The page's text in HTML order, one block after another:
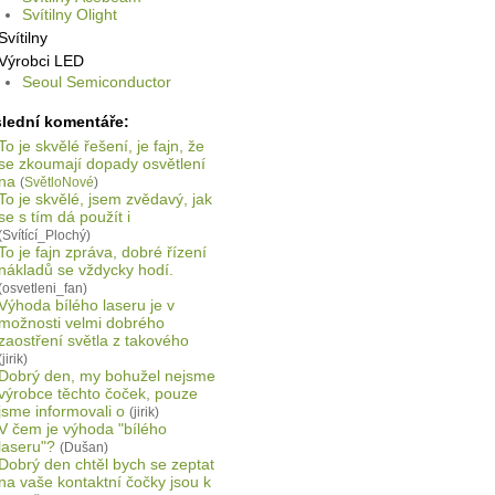
Svítilny Olight
LED
Seoul Semiconductor
komentáře:
je skvělé řešení, je fajn, že
zkoumají dopady osvětlení
na (SvětloNové)
je skvělé, jsem zvědavý, jak
s tím dá použít i
je fajn zpráva, dobré řízení
nákladů se vždycky hodí.
bílého laseru je v
možnosti velmi dobrého
světla z takového
Dobrý den, my bohužel nejsme
těchto čoček, pouze
jsme informovali o (jirik)
čem je výhoda "bílého
laseru"? (Dušan)
Dobrý den chtěl bych se zeptat
na vaše kontaktní čočky jsou k